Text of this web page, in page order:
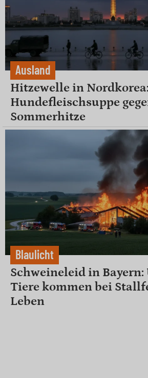
Ausland
Hitzewelle in
Hundefleischsuppe
Sommerhitze
Blaulicht
Schweineleid in Bayern:
Tiere kommen bei
Leben